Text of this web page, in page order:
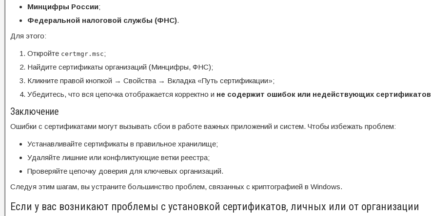
Минцифры России;
Федеральной налоговой службы (ФНС).
Для этого:
Откройте certmgr.msc;
Найдите сертификаты организаций (Минцифры, ФНС);
Кликните правой кнопкой → Свойства → Вкладка «Путь сертификации»;
Убедитесь, что вся цепочка отображается корректно и не содержит ошибок или недействующих сертификатов
Заключение
Ошибки с сертификатами могут вызывать сбои в работе важных приложений и систем. Чтобы избежать проблем:
Устанавливайте сертификаты в правильное хранилище;
Удаляйте лишние или конфликтующие ветки реестра;
Проверяйте цепочку доверия для ключевых организаций.
Следуя этим шагам, вы устраните большинство проблем, связанных с криптографией в Windows.
Если у вас возникают проблемы с установкой сертификатов, личных или от организации